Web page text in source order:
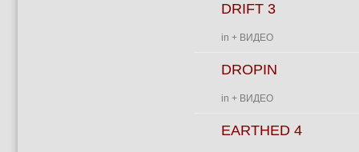
DRIFT 3
in + ВИДЕО
DROPIN
in + ВИДЕО
EARTHED 4